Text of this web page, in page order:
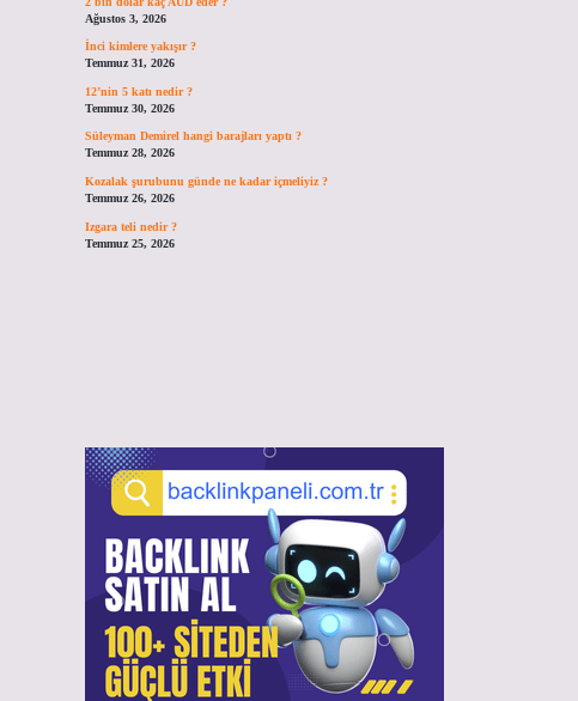
Ağustos 3, 2026
İnci kimlere yakışır ?
Temmuz 31, 2026
12’nin 5 katı nedir ?
Temmuz 30, 2026
Süleyman Demirel hangi barajları yaptı ?
Temmuz 28, 2026
Kozalak şurubunu günde ne kadar içmeliyiz ?
Temmuz 26, 2026
Izgara teli nedir ?
Temmuz 25, 2026